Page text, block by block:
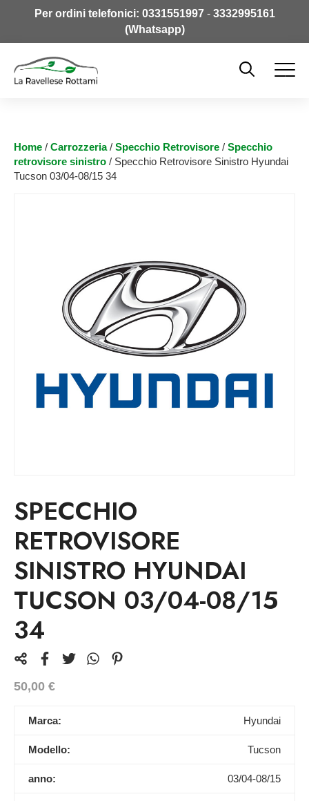
Per ordini telefonici: 0331551997- 3332995161
(Whatsapp)
Home / Carrozzeria/ Specchio Retrovisore / Specchio
retrovisore sinistro / Specchio Retrovisore Sinistro Hyundai
Tucson 03/04-08/15 34
SPECCHIO
RETROVISORE
SINISTRO HYUNDAI
TUCSON 03/04-08/15
34
50,00 €
Marca: Hyundai
Modello: Tucson
anno: 03/04-08/15